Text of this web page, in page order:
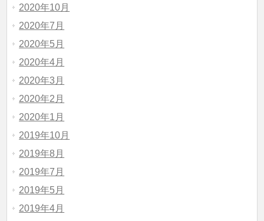
2020年10月
2020年7月
2020年5月
2020年4月
2020年3月
2020年2月
2020年1月
2019年10月
2019年8月
2019年7月
2019年5月
2019年4月